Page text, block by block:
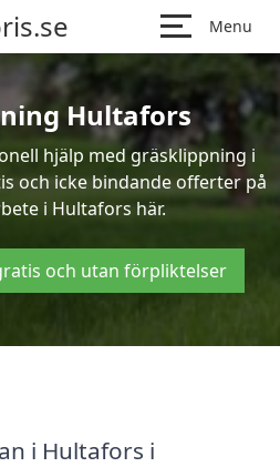
Menu
Hultafors
hjälp med gräsklippning i
och icke bindande offerter på
i Hultafors här.
och utan förpliktelser
i Hultafors i